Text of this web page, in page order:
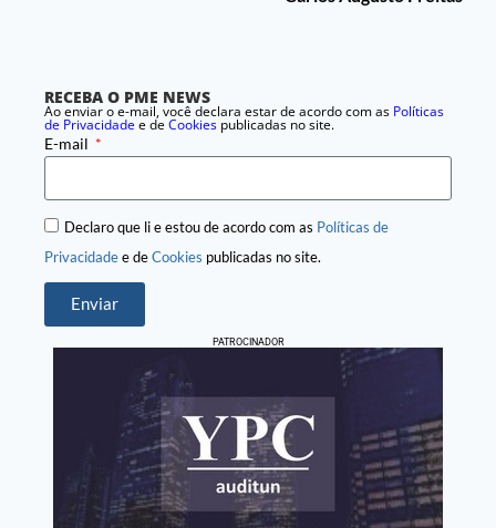
RECEBA O PME NEWS
Ao enviar o e-mail, você declara estar de acordo com as Políticas
de Privacidadee deCookies publicadas no site.
E-mail
Declaro que li e estou de acordo com as Políticas de
Privacidadee deCookies publicadas no site.
Enviar
PATROCINADOR